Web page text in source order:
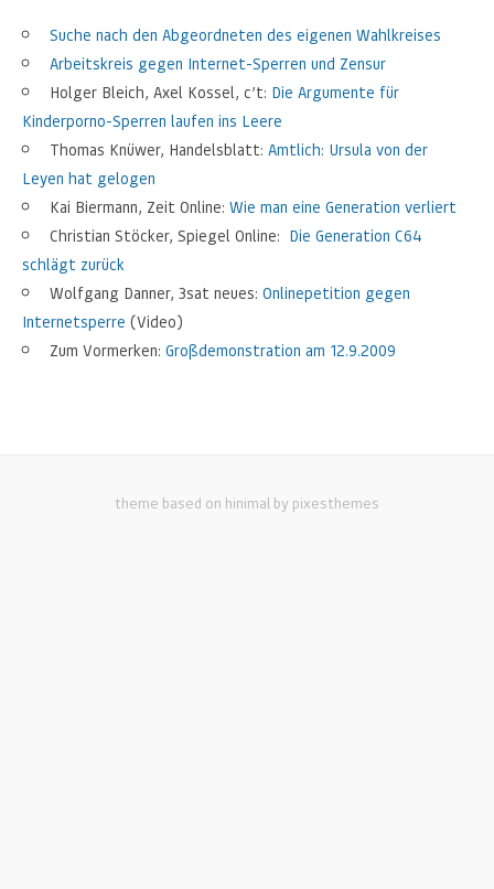
Suche nach den Abgeordneten des eigenen Wahlkreises
Arbeitskreis gegen Internet-Sperren und Zensur
Holger Bleich, Axel Kossel, c’t: Die Argumente für
Kinderporno-Sperren laufen ins Leere
Thomas Knüwer, Handelsblatt: Amtlich: Ursula von der
Leyen hat gelogen
Kai Biermann, Zeit Online: Wie man eine Generation verliert
Christian Stöcker, Spiegel Online: Die Generation C64
schlägt zurück
Wolfgang Danner, 3sat neues: Onlinepetition gegen
Internetsperre (Video)
Zum Vormerken: Großdemonstration am 12.9.2009
theme based on hinimal by pixesthemes